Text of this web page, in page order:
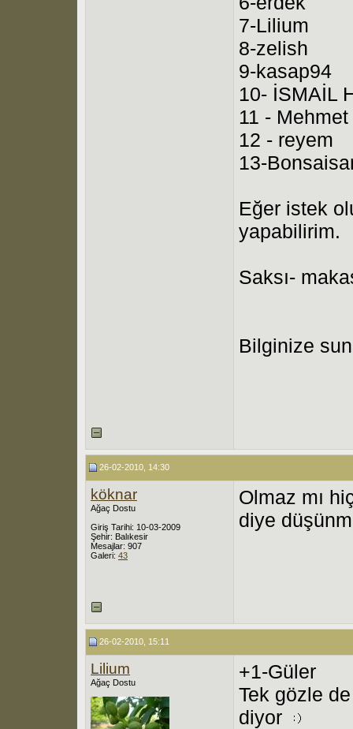
7-Lilium
8-zelish
9-kasap94
10- İSMAİL
11 -
12 - reyem
13-
Eğer istek
yapabilirim.
Saksı-
Bilginize
26-02-2010, 14:30
köknar
Ağaç Dostu
Giriş Tarihi: 10-03-2009
Şehir: Balıkesir
Mesajlar: 907
Galeri: 43
Olmaz mı
diye
26-02-2010, 15:11
Lilium
Ağaç Dostu
+1-Güler
Tek gözle
diyor